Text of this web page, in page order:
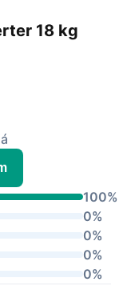
18 kg
100%
0%
0%
0%
0%